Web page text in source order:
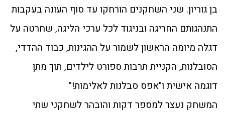
בן גוריון. שני השחקנים הורחקו עד סוף העונה בעקבות
התנהגותם החריגה ובניגוד לכל ערכי הליגה, שחרטה על
דגלה מיומה הראשון לשמור על ההגינות, כבוד ההדדי,
הסובלנות, הקניית תרבות ספורט לילדים, תוך מתן
דוגמה אישית ו"אפס סבלנות לאלימות!"
המשחק נעצר למספר דקות והובהר לשחקני שתי